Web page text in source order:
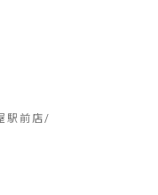
駅前店